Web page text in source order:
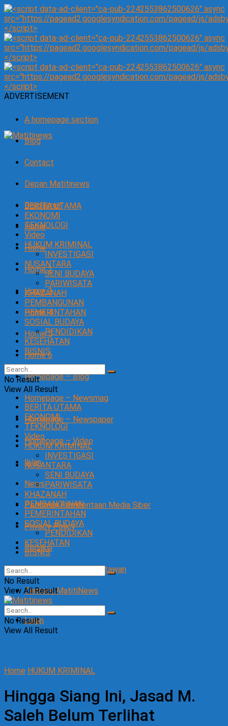
ADVERTISEMENT
A homepage section
Blog
Contact
Depan Matitinews
Disclaimer
Home
Home
Home 2
Home 3
Home 4
Home 5
Home 6
Homepage – Blog
Homepage – Newsmag
Homepage – Newspaper
Homepage – Video
Iklan
News
Pedoman Pemberitaan Media Siber
Privacy Policy
Redaksi
SOP Perlindungan Wartawan
Tentang MatitiNews
Login
BERITA UTAMA
EKONOMI
TEKNOLOGI
Video
HUKUM KRIMINAL
INVESTIGASI
NUSANTARA
SENI BUDAYA
PARIWISATA
KHAZANAH
PEMBANGUNAN
PEMERINTAHAN
SOSIAL BUDAYA
PENDIDIKAN
KESEHATAN
BISNIS
No Result
View All Result
BERITA UTAMA
EKONOMI
TEKNOLOGI
Video
HUKUM KRIMINAL
INVESTIGASI
NUSANTARA
SENI BUDAYA
PARIWISATA
KHAZANAH
PEMBANGUNAN
PEMERINTAHAN
SOSIAL BUDAYA
PENDIDIKAN
KESEHATAN
BISNIS
No Result
View All Result
No Result
View All Result
Home HUKUM KRIMINAL
Hingga Siang Ini, Jasad M.
Saleh Belum Terlihat